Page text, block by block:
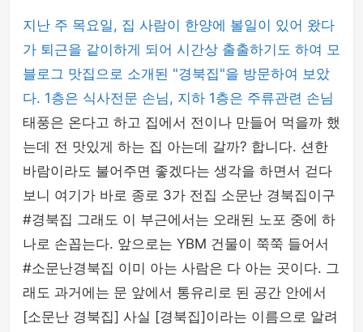
태블릿&내비게이션 거치대
다용도 일상용 거치대
파워핸들/핑거링/충전기
셀카봉 & 블루투스리모컨
지난 주 목요일, 집 사람이 한양에 볼일이 있어 왔다
가 퇴근을 같이하게 되어 시간상 출출하기도 하여 모
블로그 맛집으로 소개된 "경북집"을 방문하여 보았
다. 1층은 식사전문 손님, 지하 1층은 주류관련 손님
태풍은 온다고 하고 집에서 전이나 만들어 먹을까 했
는데 전 맛있게 하는 집 아는데 갈까? 합니다. 션한
바람이라도 불어주면 좋겠다는 생각을 하면서 걷다
보니 여기가 바로 종로 3가 전집 소문난 경북집이구
#경북집 그래도 이 부근에서는 오래된 노포 중에 하
나로 손꼽는다. 앞으로는 YBM 건물이 쭉쭉 들어서
#소문난경북집 이미 아는 사람은 다 아는 곳이다. 그
래도 과거에는 문 앞에서 통유리로 된 공간 안에서
[소문난 경북집] 사실 [경북집]이라는 이름으로 알려